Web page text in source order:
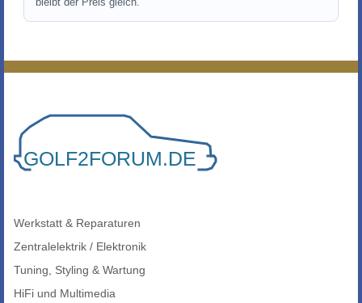
Werkstatt & Reparaturen
Zentralelektrik / Elektronik
Tuning, Styling & Wartung
HiFi und Multimedia